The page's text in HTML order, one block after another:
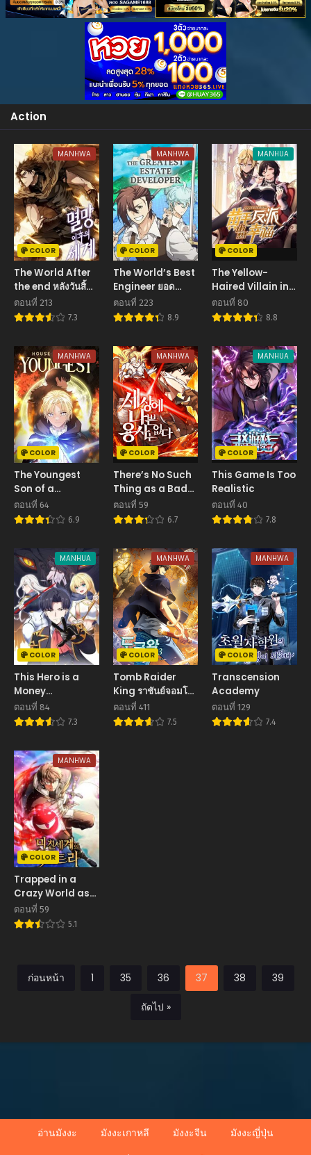
Action
MANHWA
COLOR
The World After
the end หลังวันสิ้น
โลก
ตอนที่ 213
7.3
MANHWA
COLOR
The World’s Best
Engineer ยอด
สถาปนิกผู้พิทักษ์
อาณาจักร
ตอนที่ 223
8.9
MANHUA
COLOR
The Yellow-
Haired Villain in
Female Main
Character’s
ผมทองในนิยายของ
นางเอกต้องการความ
สุข
ตอนที่ 80
8.8
MANHWA
COLOR
The Youngest
Son of a
Magician
ตอนที่ 64
6.9
MANHWA
COLOR
There’s No Such
Thing as a Bad
Hero in the World
ตอนที่ 59
6.7
MANHUA
COLOR
This Game Is Too
Realistic
ตอนที่ 40
7.8
MANHUA
COLOR
This Hero is a
Money
Supremacist ผู้
กล้าอย่างข้าจะพิชิต
ตอนที่ 84
7.3
MANHWA
COLOR
Tomb Raider
King ราชันย์จอมโจร
ปล้นสุสาน
ตอนที่ 411
7.5
MANHWA
COLOR
Transcension
Academy
ตอนที่ 129
7.4
MANHWA
COLOR
Trapped in a
Crazy World as
an Extra
ตอนที่ 59
5.1
ก่อนหน้า 1 35 36 37 38 39
ถัดไป »
อ่านมังงะ มังงะเกาหลี มังงะจีน
มังงะญี่ปุ่น